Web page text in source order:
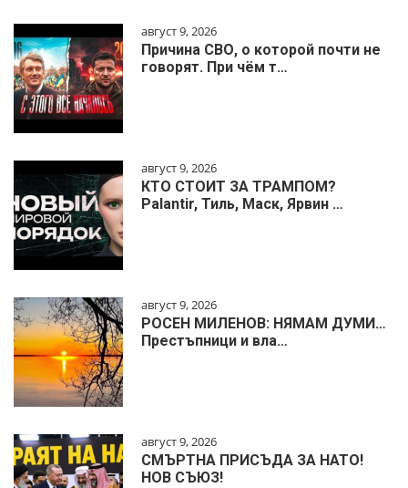
август 9, 2026
Причина СВО, о которой почти не
говорят. При чём т…
август 9, 2026
КТО СТОИТ ЗА ТРАМПОМ?
Palantir, Тиль, Маск, Ярвин …
август 9, 2026
РОСЕН МИЛЕНОВ: НЯМАМ ДУМИ…
Престъпници и вла…
август 9, 2026
СМЪРТНА ПРИСЪДА ЗА НАТО!
НОВ СЪЮЗ!